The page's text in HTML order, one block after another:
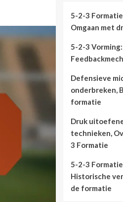
5-2-3
Omgaan met
5-2-3
Defensieve
onderbreken,
formatie
Druk
technieken,
3 Formatie
5-2-3
Historische
de formatie